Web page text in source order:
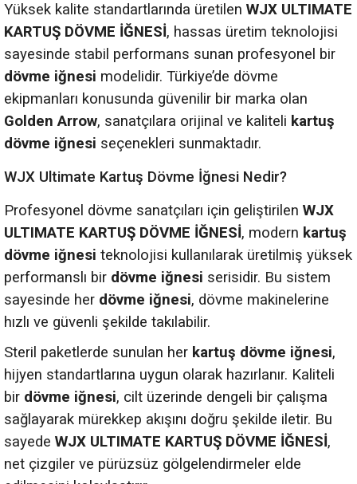
Yüksek kalite standartlarında üretilen WJX ULTIMATE
KARTUŞ DÖVME İĞNESİ, hassas üretim teknolojisi
sayesinde stabil performans sunan profesyonel bir
dövme iğnesi modelidir. Türkiye’de dövme
ekipmanları konusunda güvenilir bir marka olan
Golden Arrow, sanatçılara orijinal ve kaliteli kartuş
dövme iğnesi seçenekleri sunmaktadır.
WJX Ultimate Kartuş Dövme İğnesi Nedir?
Profesyonel dövme sanatçıları için geliştirilen WJX
ULTIMATE KARTUŞ DÖVME İĞNESİ, modern kartuş
dövme iğnesi teknolojisi kullanılarak üretilmiş yüksek
performanslı bir dövme iğnesi serisidir. Bu sistem
sayesinde her dövme iğnesi, dövme makinelerine
hızlı ve güvenli şekilde takılabilir.
Steril paketlerde sunulan her kartuş dövme iğnesi,
hijyen standartlarına uygun olarak hazırlanır. Kaliteli
bir dövme iğnesi, cilt üzerinde dengeli bir çalışma
sağlayarak mürekkep akışını doğru şekilde iletir. Bu
sayede WJX ULTIMATE KARTUŞ DÖVME İĞNESİ,
net çizgiler ve pürüzsüz gölgelendirmeler elde